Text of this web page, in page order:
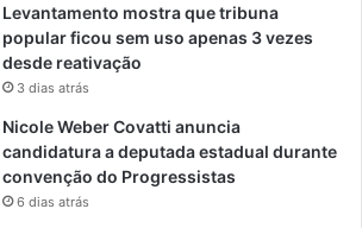
Levantamento mostra que tribuna
popular ficou sem uso apenas 3 vezes
desde reativação
3 dias atrás
Nicole Weber Covatti anuncia
candidatura a deputada estadual durante
convenção do Progressistas
6 dias atrás